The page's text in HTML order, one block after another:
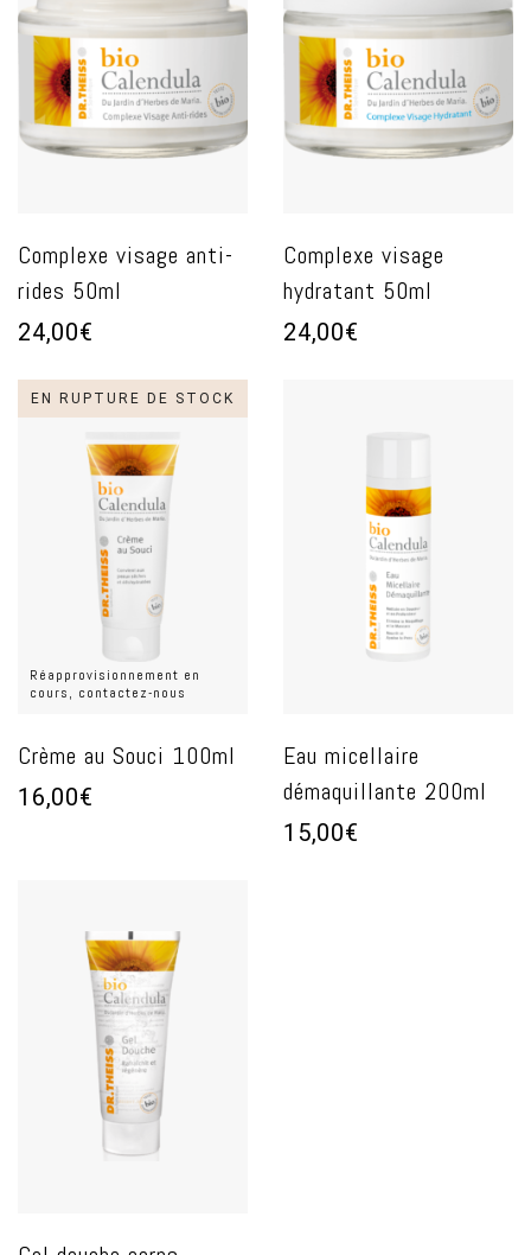
Complexe visage anti-
rides 50ml
24,00€
Complexe visage
hydratant 50ml
24,00€
EN RUPTURE DE STOCK
Réapprovisionnement en
cours, contactez-nous
Crème au Souci 100ml
16,00€
Eau micellaire
démaquillante 200ml
15,00€